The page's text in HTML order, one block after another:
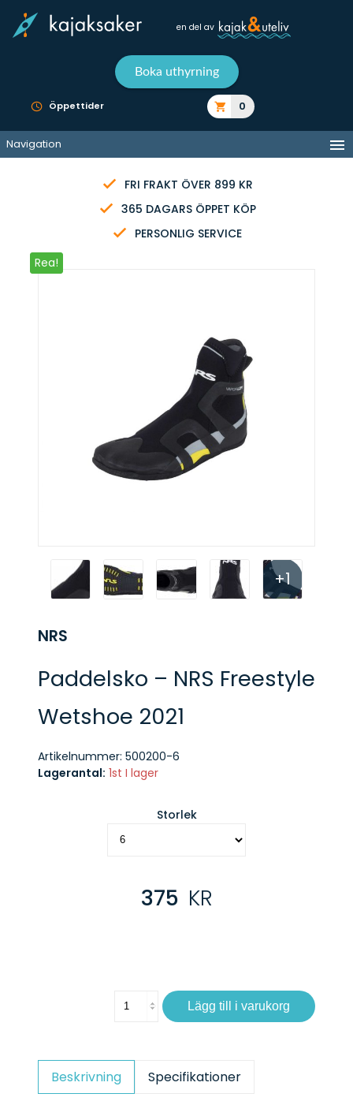
en del av
Boka uthyrning
Öppettider 0
Navigation
FRI FRAKT ÖVER 899 KR
365 DAGARS ÖPPET KÖP
PERSONLIG SERVICE
Rea!
+1
NRS
Paddelsko – NRS Freestyle
Wetshoe 2021
Artikelnummer: 500200-6
Lagerantal: 1st I lager
Storlek
375 KR
Lägg till i varukorg
Beskrivning Specifikationer